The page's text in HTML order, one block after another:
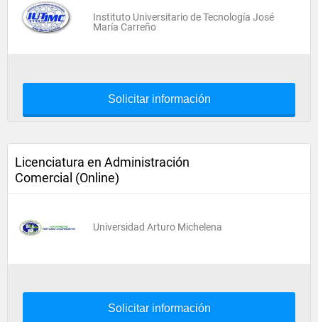
Instituto Universitario de Tecnología José
María Carreño
Solicitar información
Licenciatura en Administración
Comercial (Online)
Universidad Arturo Michelena
Solicitar información